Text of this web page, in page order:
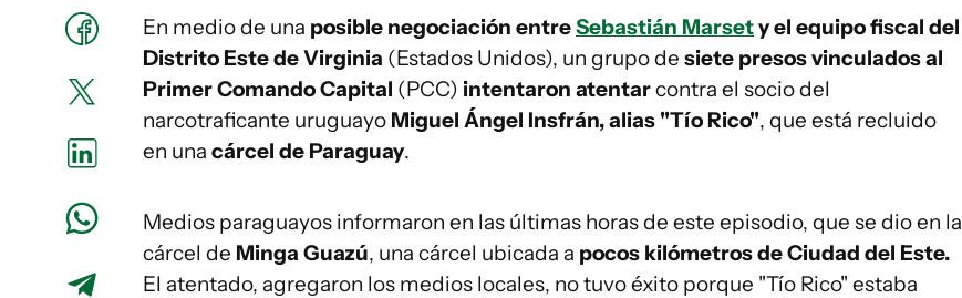
En medio de una posible negociación entreSebastián Marsety el equipo fiscal del
Distrito Este de Virginia (Estados Unidos), un grupo de siete presos vinculados al
Primer Comando Capital (PCC) intentaron atentarcontra el socio del
narcotraficante uruguayo Miguel Ángel Insfrán, alias "Tío Rico", que está recluido
en una cárcel de Paraguay.
Medios paraguayos informaron en las últimas horas de este episodio, que se dio en la
cárcel de Minga Guazú, una cárcel ubicada a pocos kilómetros de Ciudad del Este.
El atentado, agregaron los medios locales, no tuvo éxito porque "Tío Rico" estaba